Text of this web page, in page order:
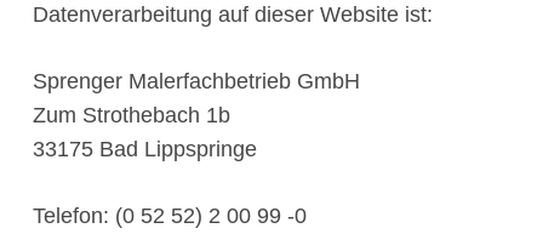
Datenverarbeitung auf dieser Website ist:
Sprenger Malerfachbetrieb GmbH
Zum Strothebach 1b
33175 Bad Lippspringe
Telefon: (0 52 52) 2 00 99 -0